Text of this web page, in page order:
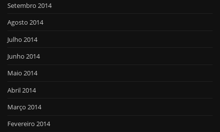
Setembro 2014
Agosto 2014
Julho 2014
Junho 2014
Maio 2014
Abril 2014
Março 2014
Fevereiro 2014